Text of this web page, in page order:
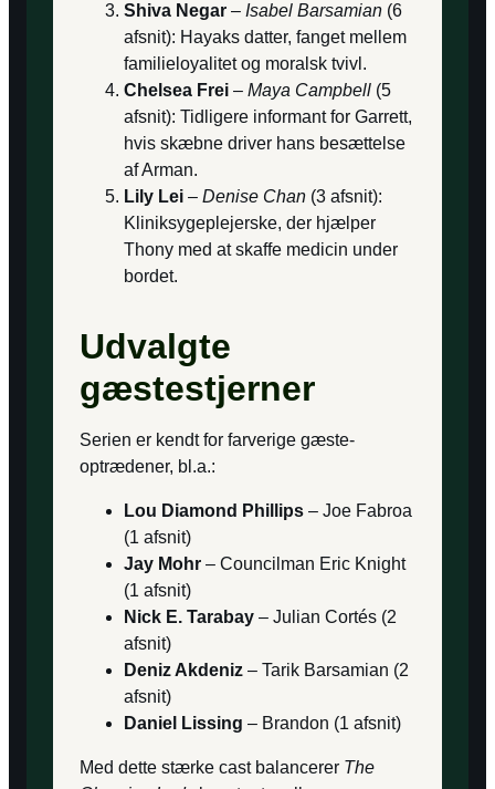
Shiva Negar – Isabel Barsamian (6
afsnit): Hayaks datter, fanget mellem
familie­loyalitet og moralsk tvivl.
Chelsea Frei – Maya Campbell (5
afsnit): Tidligere informant for Garrett,
hvis skæbne driver hans besættelse
af Arman.
Lily Lei – Denise Chan (3 afsnit):
Klinik­sygeplejerske, der hjælper
Thony med at skaffe medicin under
bordet.
Udvalgte
gæstestjerner
Serien er kendt for farverige gæste­
optrædener, bl.a.:
Lou Diamond Phillips – Joe Fabroa
(1 afsnit)
Jay Mohr – Councilman Eric Knight
(1 afsnit)
Nick E. Tarabay – Julian Cortés (2
afsnit)
Deniz Akdeniz – Tarik Barsamian (2
afsnit)
Daniel Lissing – Brandon (1 afsnit)
Med dette stærke cast balancerer The